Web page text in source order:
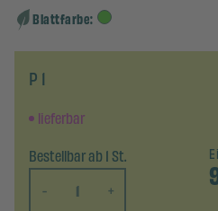
Blattfarbe:
P 1
lieferbar
Bestellbar ab 1 St.
-
+